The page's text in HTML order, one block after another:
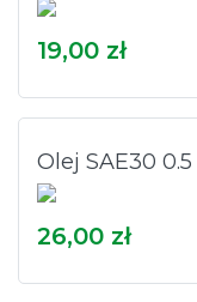
19,00 zł
Olej SAE30
26,00 zł